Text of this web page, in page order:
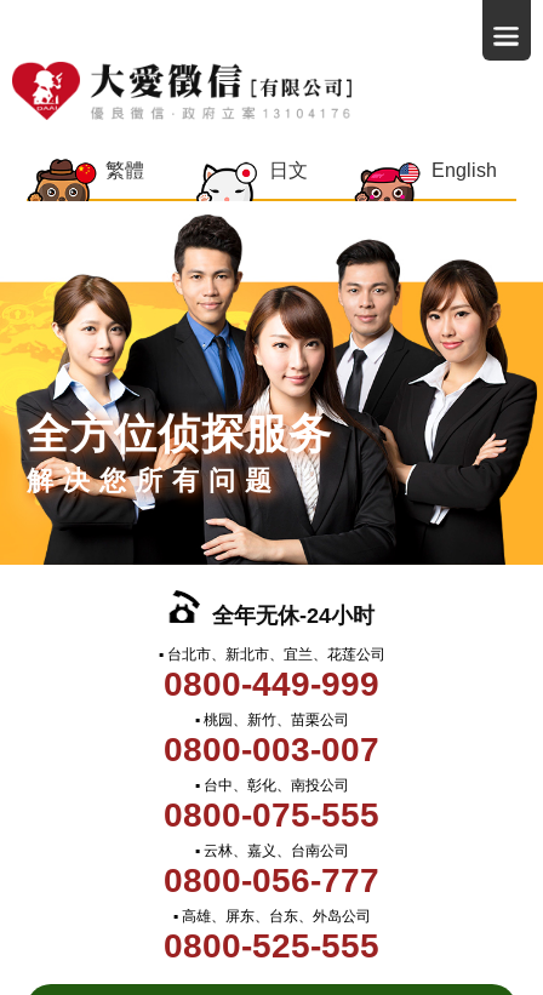
繁體 日文 English
全方位侦探服务
解决您所有问题
全年无休-24小时
▪ 台北市、新北市、宜兰、花莲公司
0800-449-999
▪ 桃园、新竹、苗栗公司
0800-003-007
▪ 台中、彰化、南投公司
0800-075-555
▪ 云林、嘉义、台南公司
0800-056-777
▪ 高雄、屏东、台东、外岛公司
0800-525-555